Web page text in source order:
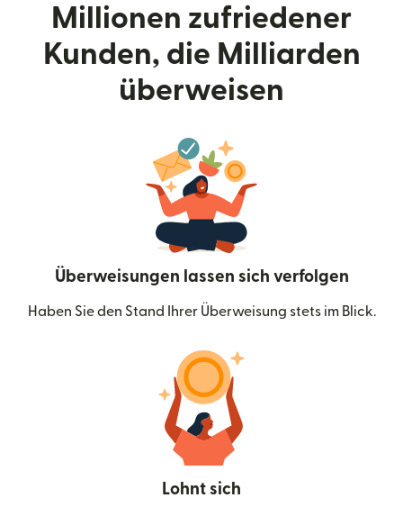
Millionen zufriedener
Kunden, die Milliarden
überweisen
Überweisungen lassen sich verfolgen
Haben Sie den Stand Ihrer Überweisung stets im Blick.
Lohnt sich